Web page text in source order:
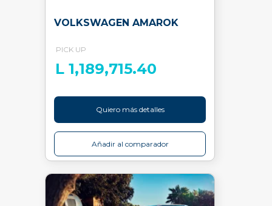
VOLKSWAGEN AMAROK
PICK UP
L 1,189,715.40
Quiero más detalles
Añadir al comparador